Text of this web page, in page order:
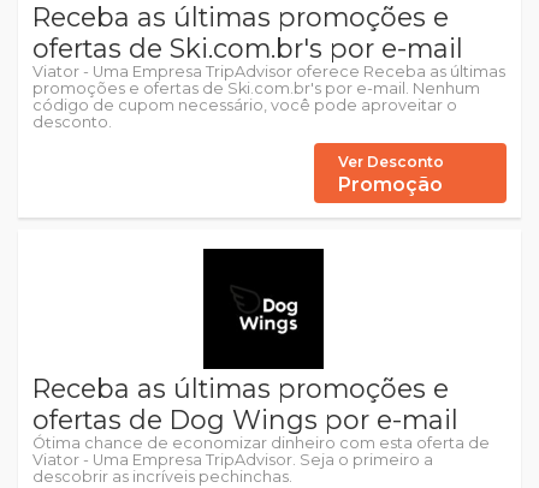
Receba as últimas promoções e
ofertas de Ski.com.br's por e-mail
Viator - Uma Empresa TripAdvisor oferece Receba as últimas
promoções e ofertas de Ski.com.br's por e-mail. Nenhum
código de cupom necessário, você pode aproveitar o
desconto.
Ver Desconto
Promoção
Receba as últimas promoções e
ofertas de Dog Wings por e-mail
Ótima chance de economizar dinheiro com esta oferta de
Viator - Uma Empresa TripAdvisor. Seja o primeiro a
descobrir as incríveis pechinchas.